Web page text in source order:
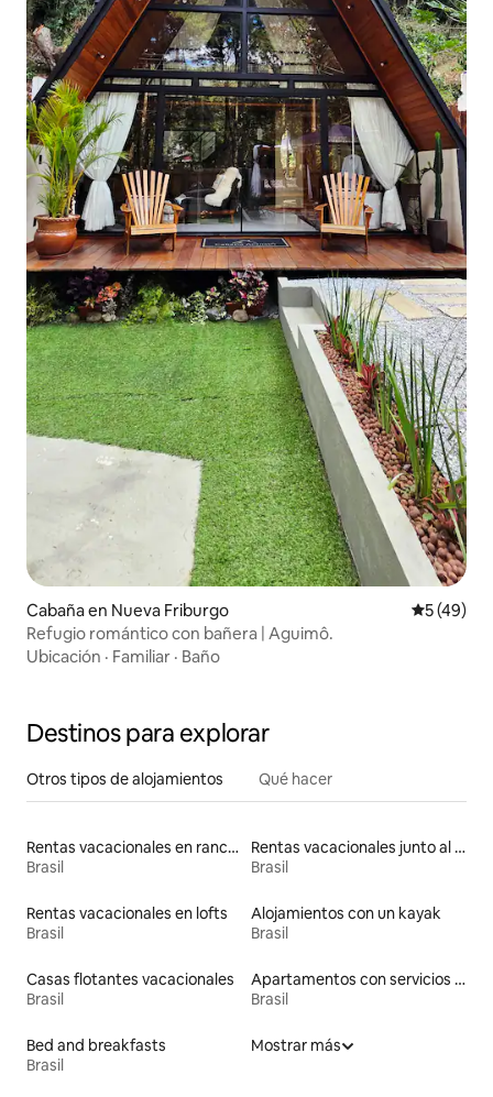
Cabaña en Nueva Friburgo
5 (49)
Refugio romántico con bañera | Aguimô.
Ubicación · Familiar · Baño
Destinos para explorar
Otros tipos de alojamientos Qué hacer
Rentas vacacionales en ranchos
Brasil
Rentas vacacionales junto al agua
Brasil
Rentas vacacionales en lofts
Brasil
Alojamientos con un kayak
Brasil
Casas flotantes vacacionales
Brasil
Apartamentos con servicios incluidos vacacionales
Brasil
Bed and breakfasts
Brasil
Mostrar más